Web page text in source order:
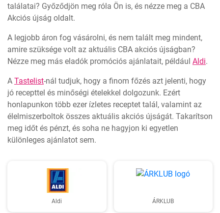
találatai? Győződjön meg róla Ön is, és nézze meg a CBA
Akciós újság oldalt.
A legjobb áron fog vásárolni, és nem talált meg mindent,
amire szüksége volt az aktuális CBA akciós újságban?
Nézze meg más eladók promóciós ajánlatait, például Aldi.
A Tastelist-nál tudjuk, hogy a finom főzés azt jelenti, hogy
jó recepttel és minőségi ételekkel dolgozunk. Ezért
honlapunkon több ezer ízletes receptet talál, valamint az
élelmiszerboltok összes aktuális akciós újságát. Takarítson
meg időt és pénzt, és soha ne hagyjon ki egyetlen
különleges ajánlatot sem.
Aldi ÁRKLUB